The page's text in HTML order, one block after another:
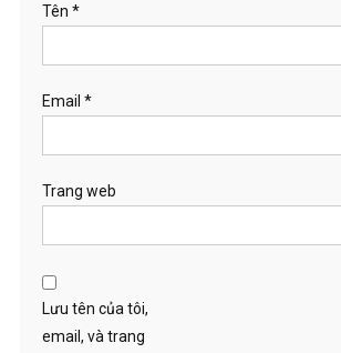
Tên *
Email *
Trang web
Lưu tên của tôi,
email, và trang